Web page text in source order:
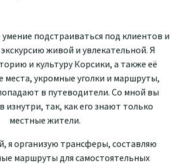
подстраиваться под клиентов и
живой и увлекательной. Я
и культуру Корсики, а также её
места, укромные уголки и маршруты,
в путеводители. Со мной вы
изнутри, так, как его знают только
местные жители.
я организую трансферы, составляю
маршруты для самостоятельных